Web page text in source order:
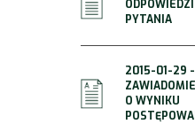
PYTANIA
2015-01-29 -
O WYNIKU